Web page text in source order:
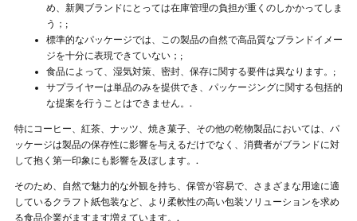
め、新興ブランドにとっては在庫管理の負担が重くのしかかってしま
う；;
標準的なパッケージでは、この製品の自然で高品質なブランドイメー
ジを十分に表現できていない；;
食品によって、湿気対策、密封、保存に関する要件は異なります。;
サプライヤーは単品のみを提供でき、パッケージングに関する包括的
な提案を行うことはできません。.
特にコーヒー、紅茶、ナッツ、焼き菓子、その他の乾物製品においては、パ
ッケージは製品の保存性に影響を与えるだけでなく、消費者がブランドに対
して抱く第一印象にも影響を及ぼします。.
そのため、自然で魅力的な外観を持ち、保管が容易で、さまざまな用途に適
しているクラフト紙包装など、より柔軟性の高い包装ソリューションを求め